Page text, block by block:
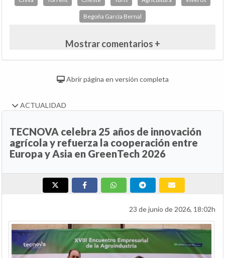
Begoña García Bernal
Mostrar comentarios +
Abrir página en versión completa
ACTUALIDAD
TECNOVA celebra 25 años de innovación
agrícola y refuerza la cooperación entre
Europa y Asia en GreenTech 2026
23 de junio de 2026, 18:02h